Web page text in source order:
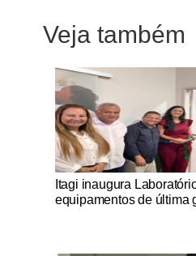
Veja também
Notícias Católicas
Itagi inaugura
equipamentos de última